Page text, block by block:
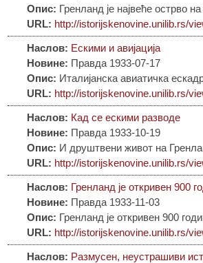
Опис: Гренланд је највеће острво
URL: http://istorijskenovine.unilib.rs/
Наслов: Ескими и авијација
Новине: Правда 1933-07-17
Опис: Италијанска авиатичка
URL: http://istorijskenovine.unilib.rs/
Наслов: Кад се ескими разводе
Новине: Правда 1933-10-19
Опис: И друштвени живот на
URL: http://istorijskenovine.unilib.rs/
Наслов: Гренланд је откривен 900
Новине: Правда 1933-11-03
Опис: Гренланд је откривен 900
URL: http://istorijskenovine.unilib.rs/
Наслов: Размусен, неустрашиви